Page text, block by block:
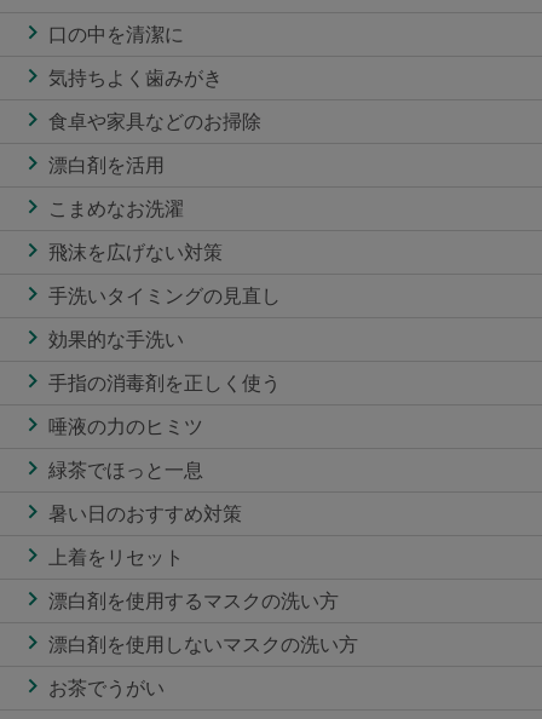
口の中を清潔に
気持ちよく歯みがき
食卓や家具などのお掃除
漂白剤を活用
こまめなお洗濯
飛沫を広げない対策
手洗いタイミングの見直し
効果的な手洗い
手指の消毒剤を正しく使う
唾液の力のヒミツ
緑茶でほっと一息
暑い日のおすすめ対策
上着をリセット
漂白剤を使用するマスクの洗い方
漂白剤を使用しないマスクの洗い方
お茶でうがい